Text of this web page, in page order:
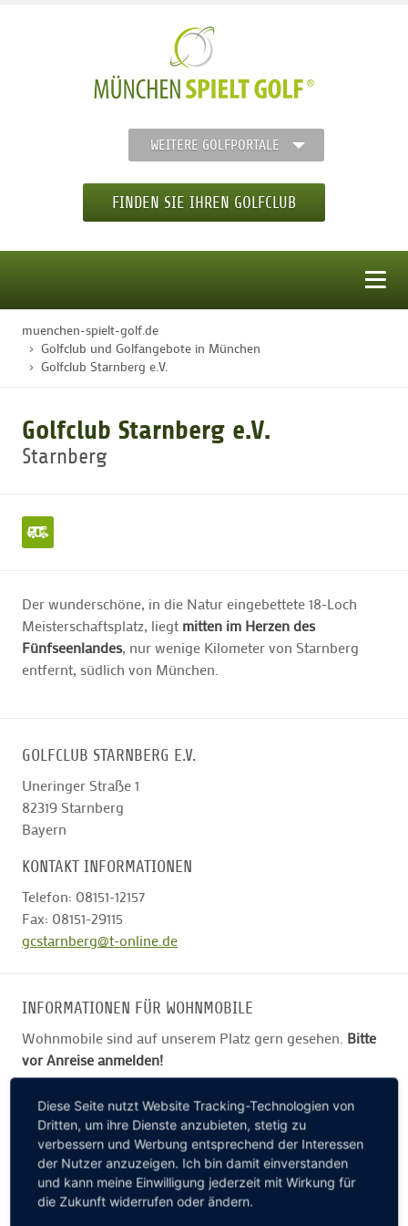
WEITERE GOLFPORTALE
FINDEN SIE IHREN GOLFCLUB
STARTSEITE
GOLFTURNIERE
GOLF NEWS
GOLFHOTELS
muenchen-spielt-golf.de
Golfclub und Golfangebote in München
Golfclub Starnberg e.V.
Golfclub Starnberg e.V.
Starnberg
Der wunderschöne, in die Natur eingebettete 18-Loch
Meisterschaftsplatz, liegt mitten im Herzen des
Fünfseenlandes, nur wenige Kilometer von Starnberg
entfernt, südlich von München.
GOLFCLUB STARNBERG E.V.
Uneringer Straße 1
82319 Starnberg
Bayern
KONTAKT INFORMATIONEN
Telefon: 08151-12157
Fax: 08151-29115
gcstarnberg@t-online.de
INFORMATIONEN FÜR WOHNMOBILE
Wohnmobile sind auf unserem Platz gern gesehen. Bitte
vor Anreise anmelden!
Wohnmobil freundlich
Keine Stellplätze vorhanden
Keine Stellplätze bis 11m
Kein Wasseranschluss
Kein Stromanschluss
Hunde sind nicht erlaubt
Diese Seite nutzt Website Tracking-Technologien von
Dritten, um ihre Dienste anzubieten, stetig zu
verbessern und Werbung entsprechend der Interessen
der Nutzer anzuzeigen. Ich bin damit einverstanden
und kann meine Einwilligung jederzeit mit Wirkung für
die Zukunft widerrufen oder ändern.